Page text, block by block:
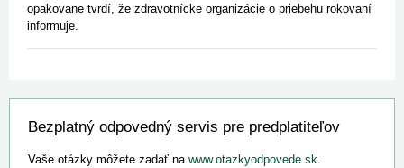
opakovane tvrdí, že zdravotnícke organizácie o priebehu rokovaní
informuje.
Bezplatný odpovedný servis pre predplatiteľov
Vaše otázky môžete zadať na www.otazkyodpovede.sk.